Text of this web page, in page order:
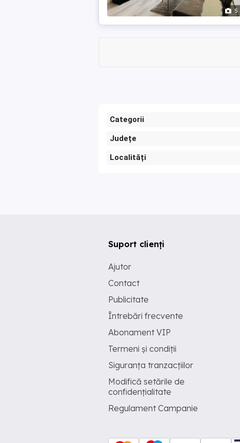
5
Categorii
Județe
Localități
Suport clienți
Ajutor
Contact
Publicitate
Întrebări frecvente
Abonament VIP
Termeni și condiții
Siguranța tranzacțiilor
Modifică setările de
confidențialitate
Regulament Campanie